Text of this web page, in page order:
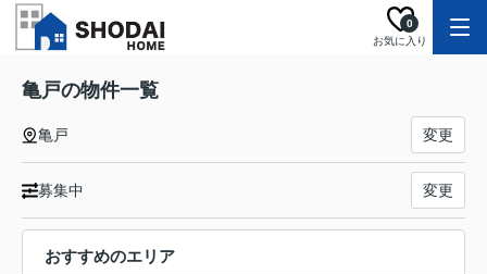
お気に入り
0
亀戸の物件一覧
亀戸 変更
募集中 変更
おすすめのエリア